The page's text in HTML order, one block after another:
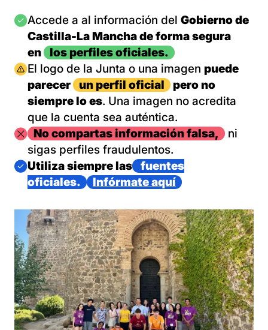
Imagen
Accede a al información del Gobierno de
Castilla-La Mancha de forma segura
en
los perfiles oficiales.
Imagen
El logo de la Junta o una imagen puede
parecer
un perfil oficial
pero no
siempre lo es. Una imagen no acredita
que la cuenta sea auténtica.
ImagenNo compartas información falsa,
ni
sigas perfiles fraudulentos.
Imagen
Utiliza siempre las
fuentes
oficiales.
Infórmate aquí